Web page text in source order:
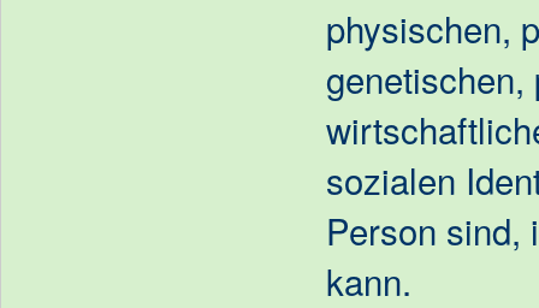
physischen,
sozialen
Person sind,
kann.